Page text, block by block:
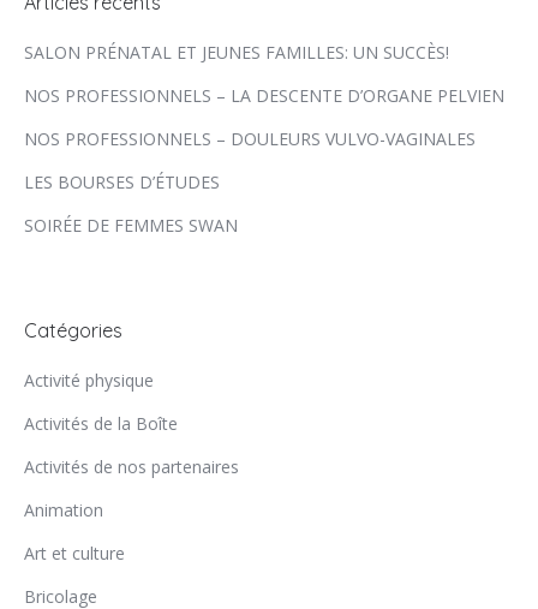
SALON PRÉNATAL ET JEUNES FAMILLES: UN SUCCÈS!
NOS PROFESSIONNELS – LA DESCENTE D’ORGANE PELVIEN
NOS PROFESSIONNELS – DOULEURS VULVO-VAGINALES
LES BOURSES D’ÉTUDES
SOIRÉE DE FEMMES SWAN
Catégories
Activité physique
Activités de la Boîte
Activités de nos partenaires
Animation
Art et culture
Bricolage